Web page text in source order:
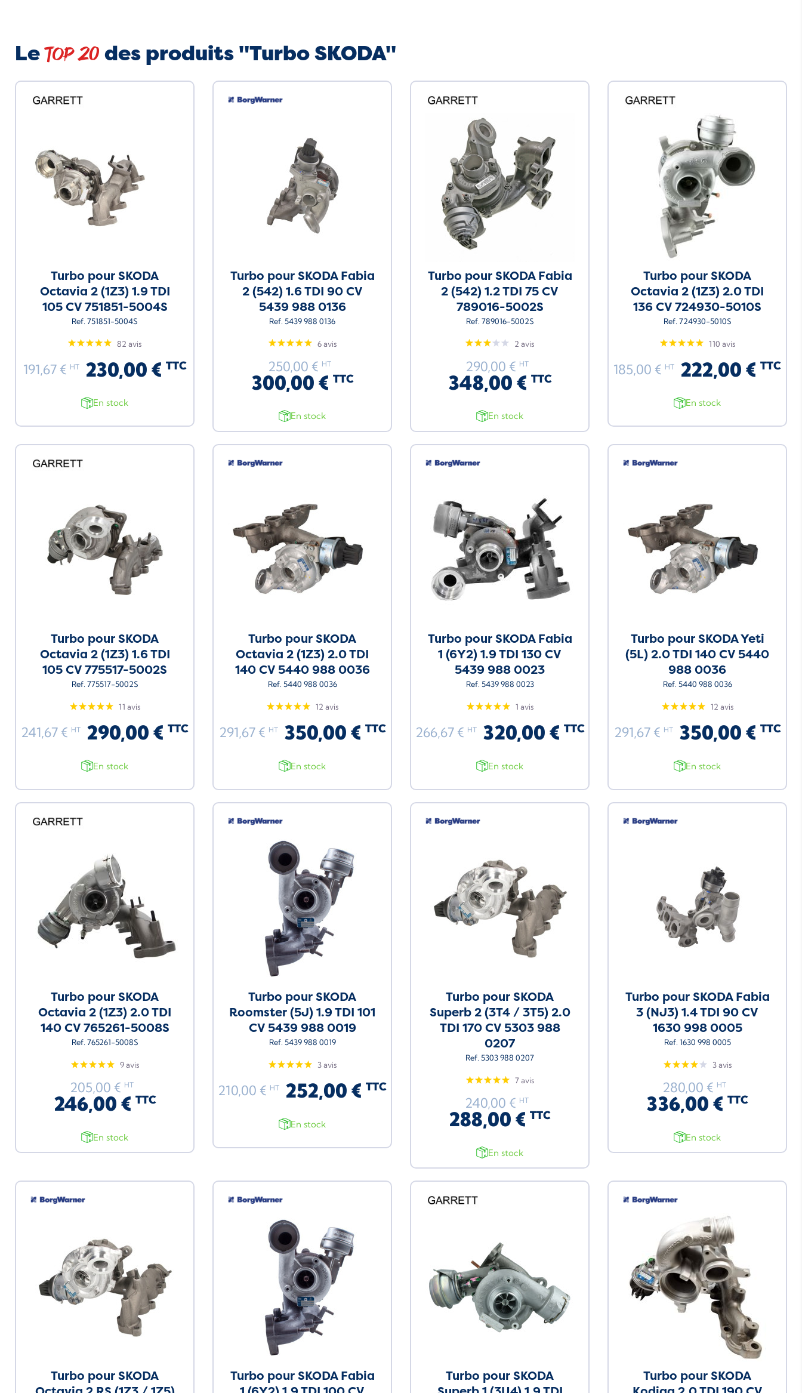
LeTop 20 des produits "Turbo SKODA"
Turbo pour SKODA
Octavia 2 (1Z3) 1.9 TDI
105 CV 751851-5004S
Ref. 751851-5004S
82 avis
191,67 € HT 230,00 € TTC
En stock
Turbo pour SKODA Fabia
2 (542) 1.6 TDI 90 CV
5439 988 0136
Ref. 5439 988 0136
6 avis
250,00 € HT
300,00 € TTC
En stock
Turbo pour SKODA Fabia
2 (542) 1.2 TDI 75 CV
789016-5002S
Ref. 789016-5002S
2 avis
290,00 € HT
348,00 € TTC
En stock
Turbo pour SKODA
Octavia 2 (1Z3) 2.0 TDI
136 CV 724930-5010S
Ref. 724930-5010S
110 avis
185,00 € HT 222,00 € TTC
En stock
Turbo pour SKODA
Octavia 2 (1Z3) 1.6 TDI
105 CV 775517-5002S
Ref. 775517-5002S
11 avis
241,67 € HT 290,00 € TTC
En stock
Turbo pour SKODA
Octavia 2 (1Z3) 2.0 TDI
140 CV 5440 988 0036
Ref. 5440 988 0036
12 avis
291,67 € HT 350,00 € TTC
En stock
Turbo pour SKODA Fabia
1 (6Y2) 1.9 TDI 130 CV
5439 988 0023
Ref. 5439 988 0023
1 avis
266,67 € HT 320,00 € TTC
En stock
Turbo pour SKODA Yeti
(5L) 2.0 TDI 140 CV 5440
988 0036
Ref. 5440 988 0036
12 avis
291,67 € HT 350,00 € TTC
En stock
Turbo pour SKODA
Octavia 2 (1Z3) 2.0 TDI
140 CV 765261-5008S
Ref. 765261-5008S
9 avis
205,00 € HT
246,00 € TTC
En stock
Turbo pour SKODA
Roomster (5J) 1.9 TDI 101
CV 5439 988 0019
Ref. 5439 988 0019
3 avis
210,00 € HT 252,00 € TTC
En stock
Turbo pour SKODA
Superb 2 (3T4 / 3T5) 2.0
TDI 170 CV 5303 988
0207
Ref. 5303 988 0207
7 avis
240,00 € HT
288,00 € TTC
En stock
Turbo pour SKODA Fabia
3 (NJ3) 1.4 TDI 90 CV
1630 998 0005
Ref. 1630 998 0005
3 avis
280,00 € HT
336,00 € TTC
En stock
Turbo pour SKODA
Turbo pour SKODA Fabia
Turbo pour SKODA
Turbo pour SKODA